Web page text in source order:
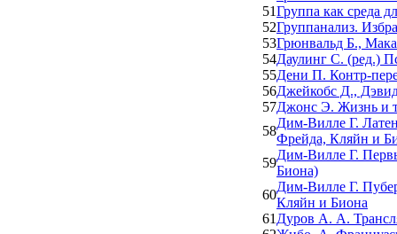
51Группа как среда
52Группанализ.
53Грюнвальд Б.,
54Даулинг С. (ред.)
55Дени П. Контр-
56Джейкобс Д.,
57Джонс Э. Жизнь и
58
Дим-Вилле Г.
Фрейда, Кляйн и
59
Дим-Вилле Г.
Биона)
60
Дим-Вилле Г.
Кляйн и Биона
61 Дуров А. А.